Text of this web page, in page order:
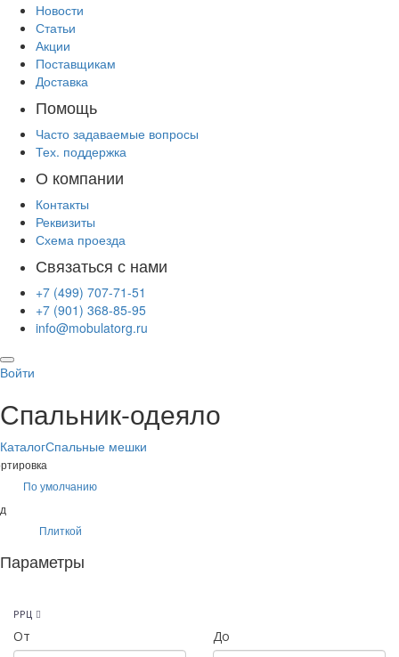
Новости
Статьи
Акции
Поставщикам
Доставка
Помощь
Часто задаваемые вопросы
Тех. поддержка
О компании
Контакты
Реквизиты
Схема проезда
Связаться с нами
+7 (499) 707-71-51
+7 (901) 368-85-95
info@mobulatorg.ru
Войти
Спальник-одеяло
КаталогСпальные мешки
По умолчанию
Плиткой
Параметры
РРЦ
От До